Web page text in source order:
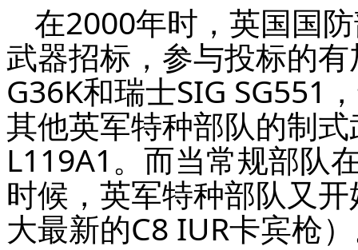
在2000年时，英国国
武器招标，参与投标的
G36K和瑞士SIG SG551
其他英军特种部队的制
L119A1。而当常规部队
时候，英军特种部队又
大最新的C8 IUR卡宾枪